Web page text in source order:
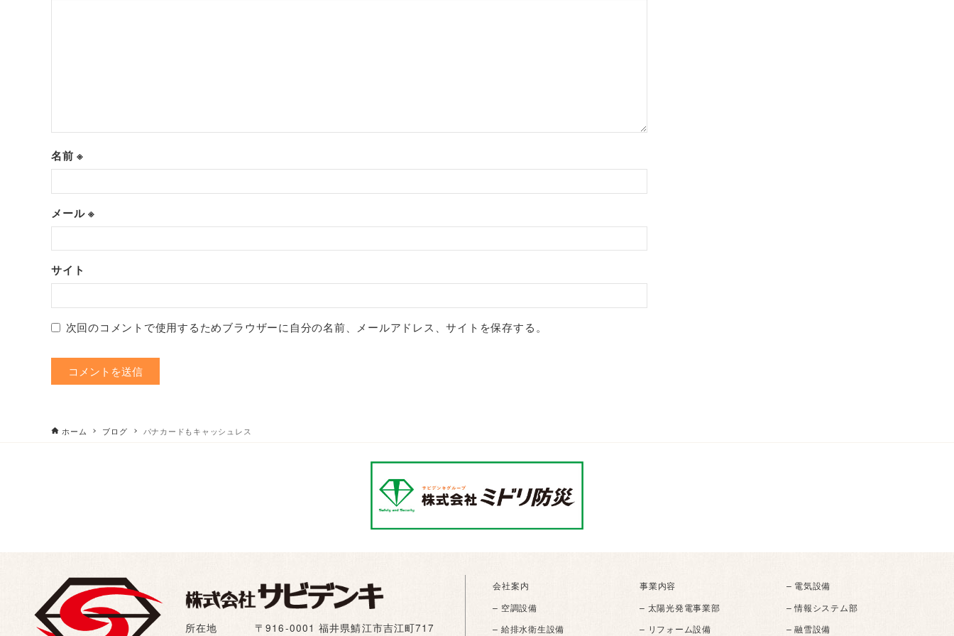
名前※
メール※
サイト
次回のコメントで使用するためブラウザーに自分の名前、メールアドレス、サイトを保存する。
ホーム ブログ パナカードもキャッシュレス
所在地 〒916-0001 福井県鯖江市吉江町717
会社案内 事業内容
– 電気設備
– 空調設備
– 太陽光発電事業部
– 情報システム部
– 給排水衛生設備
– リフォーム設備 – 融雪設備